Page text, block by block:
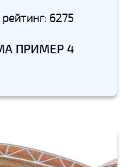
рейтинг: 6275
ПРИМЕР 4